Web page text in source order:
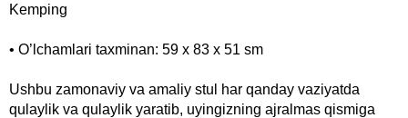
Kemping
• O’lchamlari taxminan: 59 x 83 x 51 sm
Ushbu zamonaviy va amaliy stul har qanday vaziyatda
qulaylik va qulaylik yaratib, uyingizning ajralmas qismiga